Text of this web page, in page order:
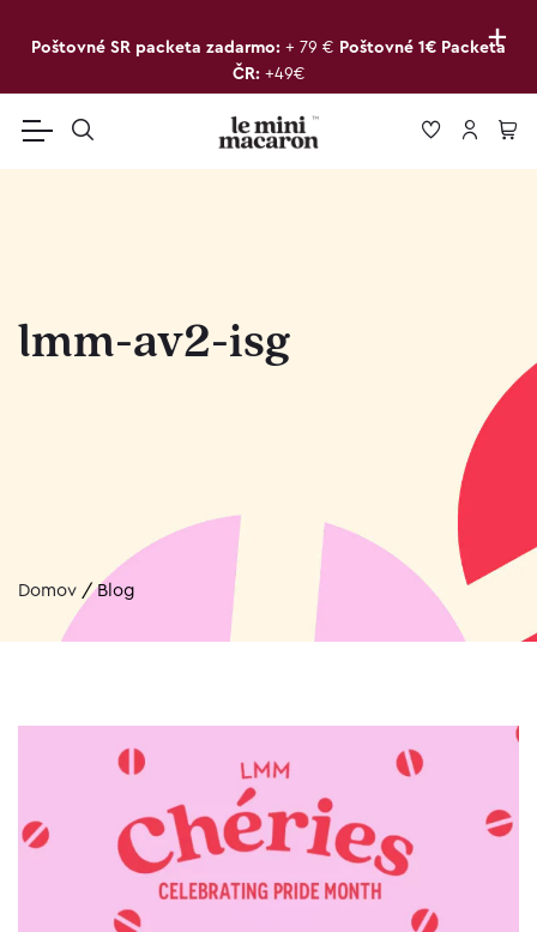
+
Poštovné SR packeta zadarmo: + 79 € Poštovné 1€ Packeta
ČR: +49€
lmm-av2-isg
Domov /Blog